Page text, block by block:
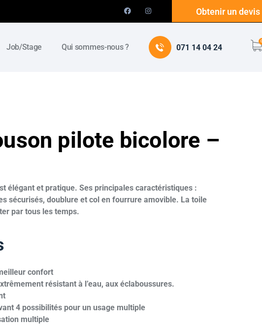
Obtenir un devis
Job/Stage Qui sommes-nous ? 071 14 04 24
pilote bicolore –
élégant et pratique. Ses principales caractéristiques :
sécurisés, doublure et col en fourrure amovible. La toile
par tous les temps.
confort
résistant à l’eau, aux éclaboussures.
4 possibilités pour un usage multiple
multiple